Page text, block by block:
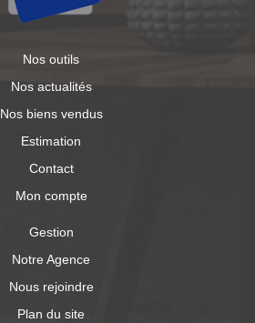
Nos outils
Nos actualités
Nos biens vendus
Estimation
Contact
Mon compte
Gestion
Notre Agence
Nous rejoindre
Plan du site